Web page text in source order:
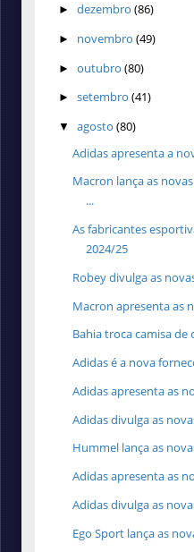
► dezembro (86)
► novembro (49)
► outubro (80)
► setembro (41)
▼ agosto (80)
Adidas apresenta a
Macron lança as
...
As fabricantes
2024/25
Robey divulga as
Macron apresenta as
Bahia troca camisa
Adidas é a nova
Adidas apresenta as
Adidas divulga as
Hummel lança as
Adidas apresenta as
Adidas divulga as
Ego Sport lança as